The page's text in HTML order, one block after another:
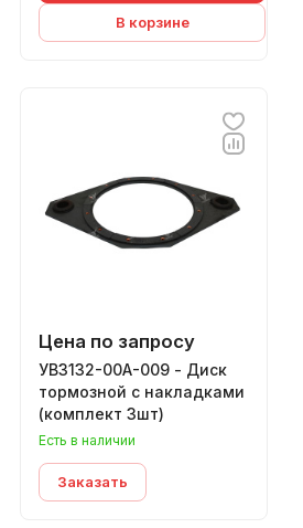
В корзине
Цена по запросу
УВ3132-00А-009 - Диск
тормозной с накладками
(комплект 3шт)
Есть в наличии
Заказать